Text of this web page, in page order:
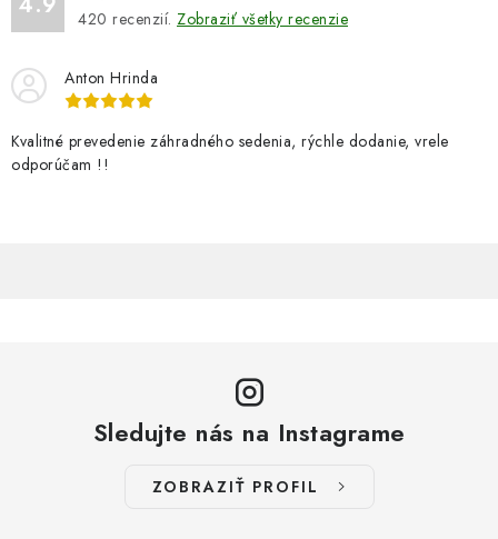
420 recenzií. Zobraziť všetky recenzie
Anton Hrinda
Kvalitné prevedenie záhradného sedenia, rýchle dodanie, vrele
odporúčam !!
Sledujte nás na Instagrame
ZOBRAZIŤ PROFIL